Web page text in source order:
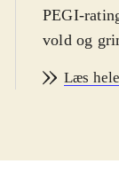
PEGI-
vold og
Spillet
ufo'er,
Læs